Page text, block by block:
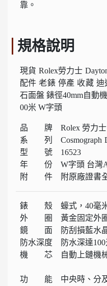
靠。
規格說明
現貨 Rolex勞力士
配件 老錶 停產 收藏
石面盤 錶徑40mm自動
00米 W字頭
品 牌 Rolex 勞力士
系 列 Cosmograph
型 號 16523
年 份 W字頭 台灣
附 件 附原廠證書全
錶 殼 蠔式，40毫米
外 圈 黃金固定外圈
鏡 面 防刮損藍水
防水深度 防水深達100
機 芯 自動上鏈機械
功 能 中央時、分及